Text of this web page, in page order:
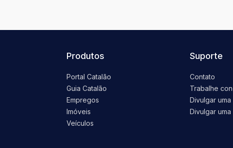
Produtos
Portal Catalão
Guia Catalão
Empregos
Imóveis
Veículos
Suporte
Contato
Trabalhe
Divulgar
Divulgar